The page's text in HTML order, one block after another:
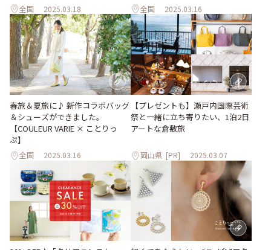
全国 2025.03.18 全国 2025.03.16
春旅＆夏旅に♪ 新作コラボバッグ
＆シューズができました。
【COULEUR VARIE × ことりっ
ぷ】
全国 2025.03.16
【プレゼントも】瀬戸内国際芸術
祭と一緒に立ち寄りたい、1泊2日
アートな倉敷旅
岡山県 [PR] 2025.03.07